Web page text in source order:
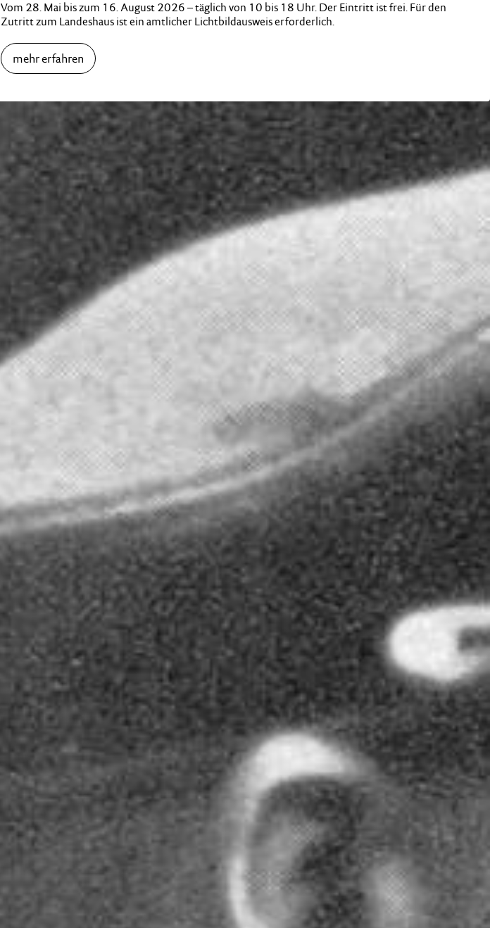
Vom 28. Mai bis zum 16. August 2026 – täglich von 10 bis 18 Uhr. Der Eintritt ist frei. Für den
Zutritt zum Landeshaus ist ein amtlicher Lichtbildausweis erforderlich.
mehr erfahren